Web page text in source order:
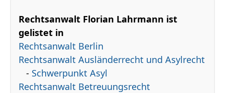
Rechtsanwalt Florian Lahrmann ist
gelistet in
Rechtsanwalt Berlin
Rechtsanwalt Ausländerrecht und Asylrecht
- Schwerpunkt Asyl
Rechtsanwalt Betreuungsrecht